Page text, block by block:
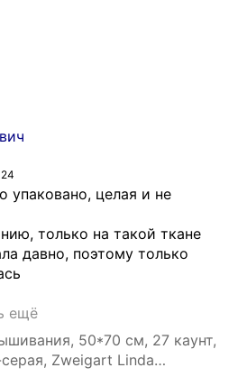
упаковано, целая и не
только на такой ткане
давно, поэтому только
ещё
50*70 см, 27 каунт,
Zweigart Linda